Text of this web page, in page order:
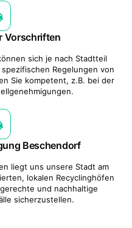
Vorschriften
sich je nach Stadtteil
Regelungen von
Sie kompetent, z.B. bei der
Beschendorf
liegt uns unsere Stadt am
lokalen Recyclinghöfen
und nachhaltige
sicherzustellen.